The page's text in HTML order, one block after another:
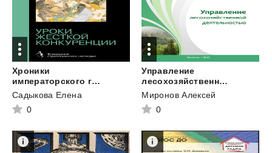
Хроники
императорского гарема. Интриги. Власть. Уроки жесткой конкуренции
Садыкова Елена
0
Управление
лесохозяйственной деятельностью
Миронов Алексей
0